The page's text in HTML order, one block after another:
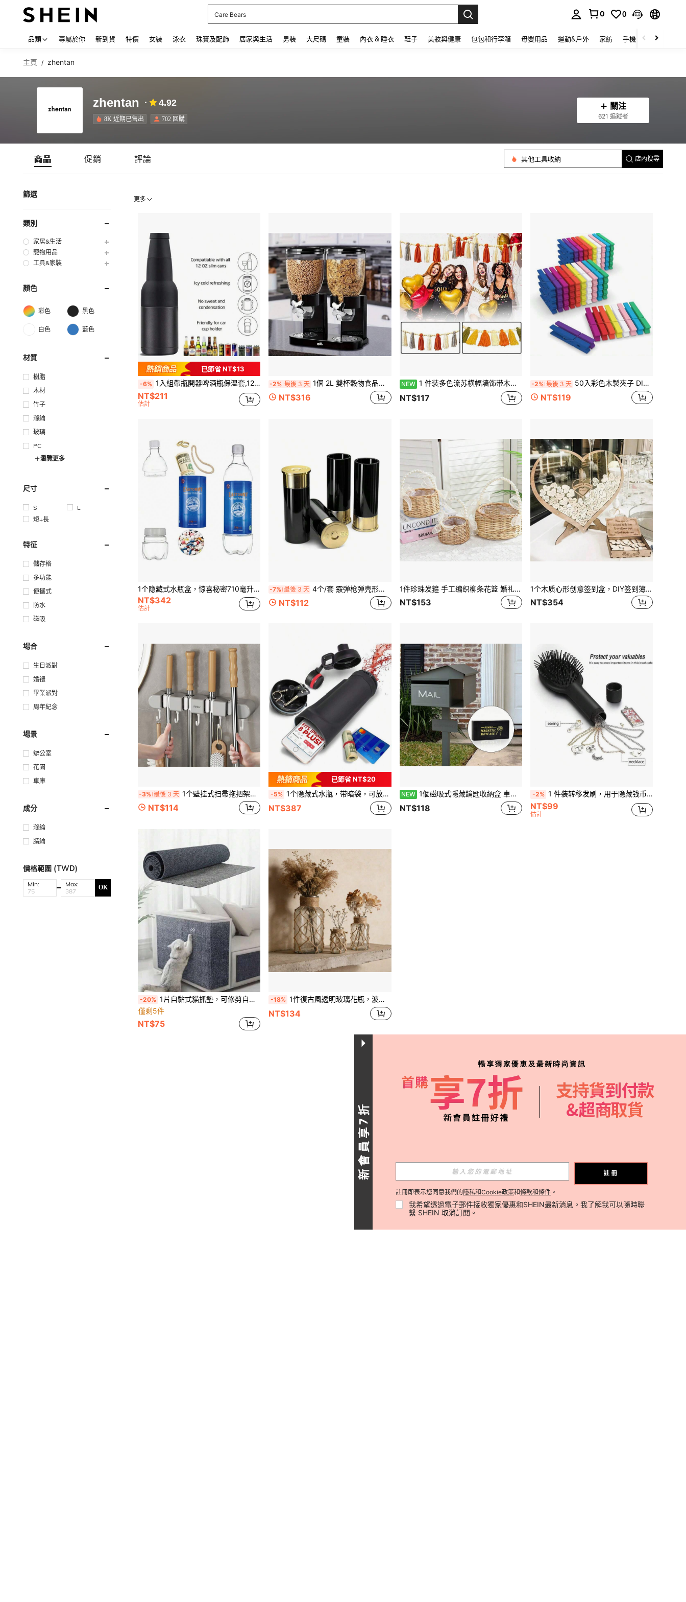
Care Bears
0 0
品類 專屬於你 新到貨 特價 女裝 泳衣 珠寶及配飾 居家與生活 男裝 大尺碼 童裝 內衣 & 睡衣 鞋子 美妝與健康 包包和行李箱 母嬰用品 運動&戶外 家紡 手機 & 手機配件
主頁 / zhentan
zhentan 4.92
8K 近期已售出 702 回購
關注
621 追蹤者
商品 促銷 評論
存錢罐
其他工具收納
店內搜尋
篩選
類別
家居&生活
寵物用品
工具&家裝
顏色
彩色 黑色
白色 藍色
材質
樹脂
木材
竹子
滌綸
玻璃
PC
瀏覽更多
尺寸
S
L
短+長
特征
儲存格
多功能
便攜式
防水
磁吸
場合
生日派對
婚禮
畢業派對
周年紀念
場景
辦公室
花園
車庫
成分
滌綸
腈綸
價格範圍 (TWD)
Min: Max: OK
更多
已節省 NT$13
-6% 1入組帶瓶開器啤酒瓶保溫套,12安士304不銹鋼3合1啤酒保溫套男士啤酒禮物,適用於瓶身細長罐的保溫
NT$211
估計
-2% 最後 3 天 1個 2L 雙杯穀物食品儲存容器，適用於儲存乾貨、燕麥、堅果、糖果等，適用於辦公室、家庭、派對和其他場合
NT$316
NEW 1 件装多色流苏横幅墙饰带木珠旗帜婚礼派对装饰男孩女孩派对礼物生日装饰挂毯房间装饰旗帜
NT$117
-2% 最後 3 天 50入彩色木製夾子 DIY裝飾洗衣夾 2.9英吋 10色馬卡龍色 可愛夾子飾品 照片掛鉤 教室裝飾
NT$119
1个隐藏式水瓶盒，惊喜秘密710毫升水瓶收纳盒，安全收纳容器
NT$342
估計
-7% 最後 3 天 4个/套 霰弹枪弹壳形状迷你小酒杯
NT$112
1件珍珠发箍 手工编织柳条花篮 婚礼装饰柳条篮 装饰礼品收纳篮 仙女花篮 婚礼花童配饰
NT$153
1个木质心形创意签到盒，DIY签到簿，适用于婚礼和派对
NT$354
-3% 最後 3 天 1个壁挂式扫帚拖把架，带挂钩，强力自粘式扫帚拖把收纳架，适用于花园和车库，无需钻孔，安装简便，方便收纳
NT$114
已節省 NT$20
-5% 1个隐藏式水瓶，带暗袋，可放置手机和药品
NT$387
NEW 1個磁吸式隱藏鑰匙收納盒 車鑰匙收納盒 戶外隱藏儲物盒 適用於居家、辦公室、汽車、卡車、露營車的秘密收納盒
NT$118
-2% 1 件装转移发刷，用于隐藏钱币现金珠宝藏匿秘密容器发梳盒隐藏钻石钥匙收纳
NT$99
估計
-20% 1片自黏式貓抓墊，可修剪自黏地毯，適用於牆壁、地毯、沙發和家具，保護貓抓柱寵物用品
僅剩5件
NT$75
-18% 1件復古風透明玻璃花瓶，波希米亞鄉村風家居裝飾，桌上與層架中心裝飾品，適用於展示乾燥花與蒲葦草，居家裝飾，波希米亞風家居禮物
NT$134
新會員享7折 註冊
註冊即表示您同意我們的 隱私和Cookie政策和條款和條件 。
我希望透過電子郵件接收獨家優惠和SHEIN最新消息。我了解我可以隨時聯
繫 SHEIN 取消訂閱。